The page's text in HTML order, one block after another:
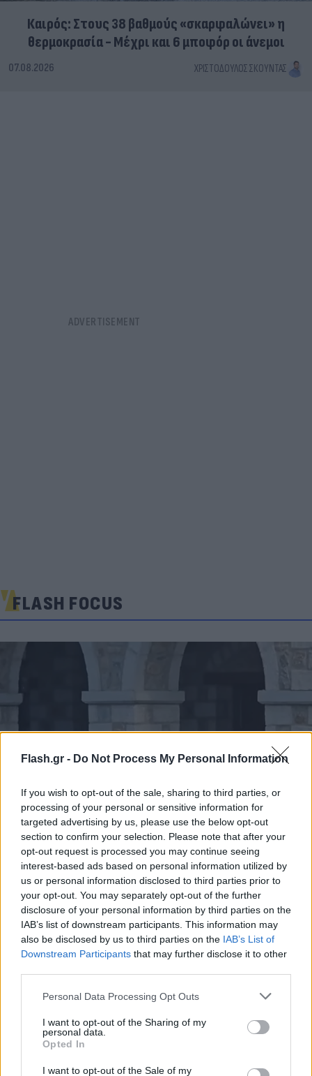
Flash.gr - Do Not Process My Personal Information
If you wish to opt-out of the sale, sharing to third parties, or
processing of your personal or sensitive information for
targeted advertising by us, please use the below opt-out
section to confirm your selection. Please note that after your
opt-out request is processed you may continue seeing
interest-based ads based on personal information utilized by
us or personal information disclosed to third parties prior to
your opt-out. You may separately opt-out of the further
disclosure of your personal information by third parties on the
IAB’s list of downstream participants. This information may
also be disclosed by us to third parties on the IAB’s List of
Downstream Participants that may further disclose it to other
Please note that this website/app uses one or more Google
not limited to your visit or usage behaviour. You may click to
grant or deny consent to Google and its third-party tags to
use your data for below specified purposes in below Google
consent section.
Personal Data Processing Opt Outs
I want to opt-out of the Sharing of my
personal data.
Opted In
I want to opt-out of the Sale of my
Καιρός: Στους 38 βαθμούς «σκαρφαλώνει» η
θερμοκρασία - Μέχρι και 6 μποφόρ οι άνεμοι
07.08.2026 ΧΡΙΣΤΌΔΟΥΛΟΣ ΣΚΟΎΝΤΑΣ
FLASH FOCUS
Μυστράς: Στον ανακριτή σήμερα ο 55χρονος
που έκρυβε τον πατέρα του στον
καταψύκτη - Τι θα ισχυριστεί